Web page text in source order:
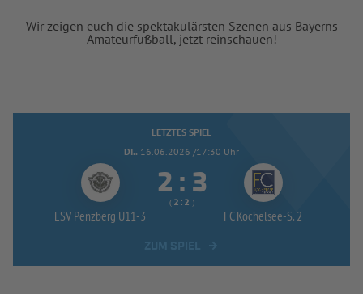
Wir zeigen euch die spektakulärsten Szenen aus Bayerns
Amateurfußball, jetzt reinschauen!
LETZTES SPIEL
DI.. 16.06.2026 /17:30 Uhr
ESV Penzberg U11-3
 : 
(  :  )
FC Kochelsee-S. 2